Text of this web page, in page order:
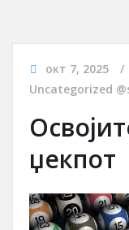
окт 7, 2025
Uncategorized
џекпот